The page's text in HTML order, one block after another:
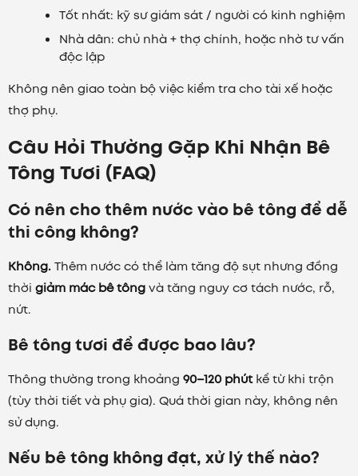
Tốt nhất: kỹ sư giám sát / người có kinh nghiệm
Nhà dân: chủ nhà + thợ chính, hoặc nhờ tư vấn
độc lập
Không nên giao toàn bộ việc kiểm tra cho tài xế hoặc
thợ phụ.
Câu Hỏi Thường Gặp Khi Nhận Bê
Tông Tươi (FAQ)
Có nên cho thêm nước vào bê tông để dễ
thi công không?
Không.Thêm nước có thể làm tăng độ sụt nhưng đồng
thời giảm mác bê tôngvà tăng nguy cơ tách nước, rỗ,
nứt.
Bê tông tươi để được bao lâu?
Thông thường trong khoảng 90–120 phútkể từ khi trộn
(tùy thời tiết và phụ gia). Quá thời gian này, không nên
sử dụng.
Nếu bê tông không đạt, xử lý thế nào?